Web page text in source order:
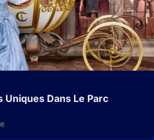
Dans Le Parc